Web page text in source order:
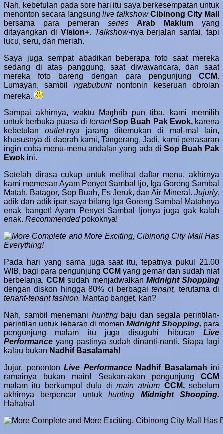
Nah, kebetulan pada sore hari itu saya berkesempatan untuk
menonton secara langsunglive talkshow Cibinong City Mall
bersama para pemeran series Arab Maklum yang
ditayangkan di Vision+. Talkshow-nya berjalan santai, tapi
lucu, seru, dan meriah.
Saya juga sempat abadikan beberapa foto saat mereka
sedang di atas panggung, saat diwawancara, dan saat
mereka foto bareng dengan para pengunjung CCM.
Lumayan, sambil ngabuburitnontonin keseruan obrolan
mereka.
Sampai akhirnya, waktu Maghrib pun tiba, kami memilih
untuk berbuka puasa di tenant Sop Buah Pak Ewok,karena
kebetulanoutlet-nya jarang ditemukan di mal-mal lain,
khususnya di daerah kami, Tangerang. Jadi, kami penasaran
ingin coba menu-menu andalan yang ada diSop Buah Pak
Ewok ini.
Setelah dirasa cukup untuk melihat daftar menu, akhirnya
kami memesan Ayam Penyet Sambal Ijo, Iga Goreng Sambal
Matah, Batagor, Sop Buah, Es Jeruk, dan Air Mineral. Jujurly,
adik dan adik ipar saya bilang Iga Goreng Sambal Matahnya
enak banget! Ayam Penyet Sambal Ijonya juga gak kalah
enak. Recommendedpokoknya!
Pada hari yang sama juga saat itu, tepatnya pukul 21.00
WIB, bagi para pengunjung CCM yang gemar dan sudah niat
berbelanja,CCM sudah menjadwalkan Midnight Shopping
dengan diskon hingga 80% di berbagaitenant, terutama di
tenant-tenant fashion. Mantap banget, kan?
Nah, sambil menemani huntingbaju dan segala perintilan-
perintilan untuk lebaran di momenMidnight Shopping, para
pengunjung malam itu juga disuguhi hiburan Live
Performance yang pastinya sudah dinanti-nanti. Siapa lagi
kalau bukan Nadhif Basalamah!
Jujur, penonton Live PerformanceNadhif Basalamah ini
ramainya bukan main! Seakan-akan pengunjung CCM
malam itu berkumpul dulu di main atrium CCM, sebelum
akhirnya berpencar untukhunting Midnight Shooping.
Hahaha!